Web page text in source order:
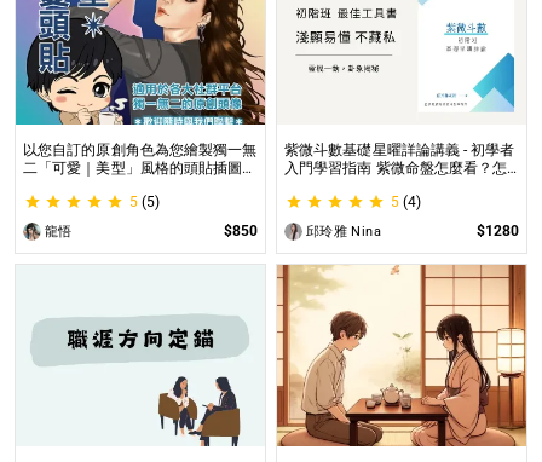
以您自訂的原創角色為您繪製獨一無
二「可愛｜美型」風格的頭貼插圖！
情」和「動作」的理想頭貼！
5 (5)
龍悟 $850
紫微斗數基礎星曜詳論講義 - 初學者
入門學習指南 紫微命盤怎麼看？怎
工具書，淺顯易懂不藏私！
5 (4)
邱玲雅 Nina $1280